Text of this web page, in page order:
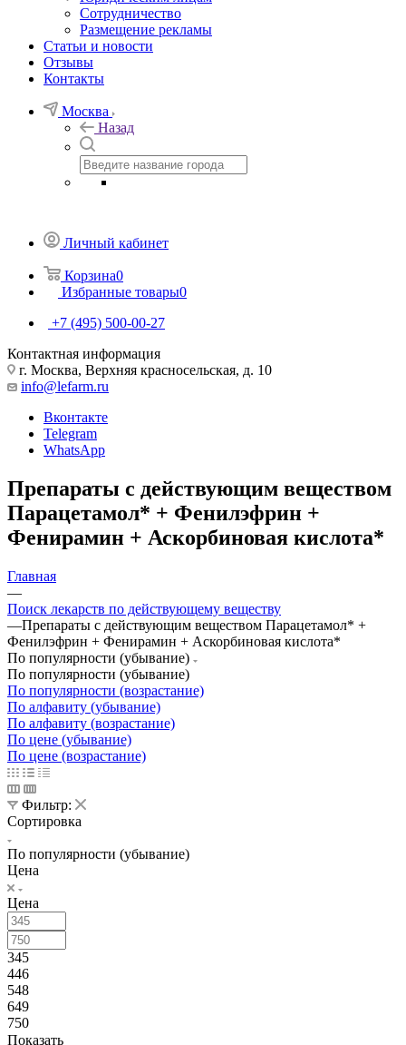
Сотрудничество
Размещение рекламы
Статьи и новости
Отзывы
Контакты
Москва
Назад
Личный кабинет
Корзина0
Избранные товары0
+7 (495) 500-00-27
Контактная информация
г. Москва, Верхняя красносельская, д. 10
info@lefarm.ru
Вконтакте
Telegram
WhatsApp
Препараты с действующим веществом
Парацетамол* + Фенилэфрин +
Фенирамин + Аскорбиновая кислота*
Главная
—
Поиск лекарств по действующему веществу
—Препараты с действующим веществом Парацетамол* +
Фенилэфрин + Фенирамин + Аскорбиновая кислота*
По популярности (убывание)
По популярности (убывание)
По популярности (возрастание)
По алфавиту (убывание)
По алфавиту (возрастание)
По цене (убывание)
По цене (возрастание)
Фильтр:
Сортировка
По популярности (убывание)
Цена
Цена
345
446
548
649
750
Показать